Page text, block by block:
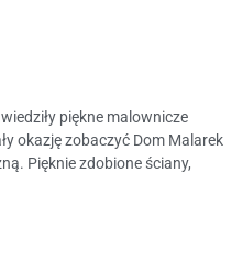
piękne malownicze
okazję zobaczyć Dom Malarek
Pięknie zdobione ściany,